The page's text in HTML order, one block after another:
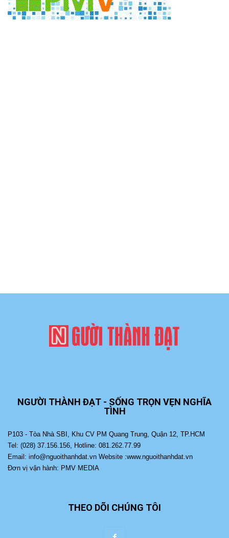
NGƯỜI THÀNH ĐẠT - SỐNG TRỌN VẸN NGHĨA
TÌNH
P103 - Tòa Nhà SBI, Khu CV PM Quang Trung, Quận 12, TP.HCM
Tel: (028) 37.156.156, Hotline: 081.262.77.99
Email: info@nguoithanhdat.vn Website :www.nguoithanhdat.vn
Đơn vị vận hành: PMV MEDIA
THEO DÕI CHÚNG TÔI